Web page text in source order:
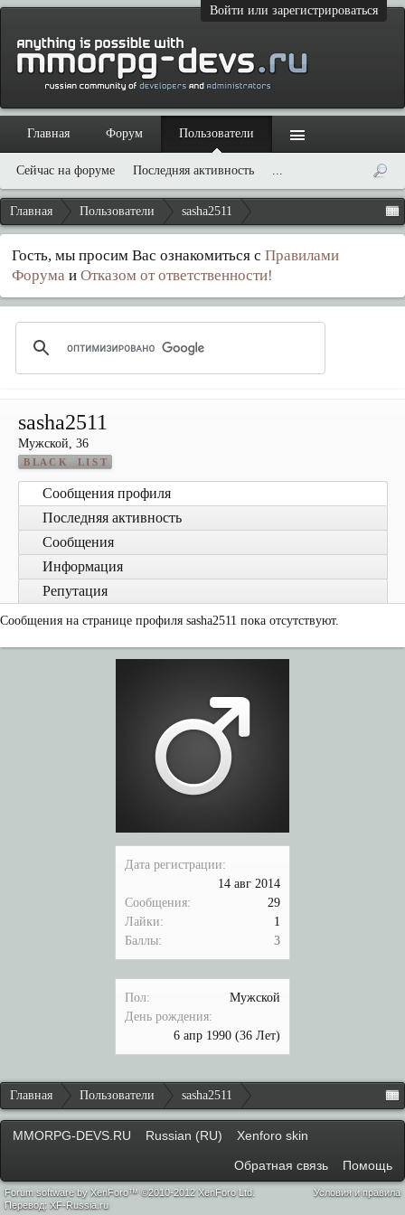
Войти или зарегистрироваться
Главная Пользователи sasha2511
Гость, мы просим Вас ознакомиться с Правилами
Форума и Отказом от ответственности!
Дата регистрации:
14 авг 2014
Сообщения:
29
Лайки:
1
Баллы:
3
Пол:
Мужской
День рождения:
6 апр 1990 (36 Лет)
sasha2511
Мужской, 36
B L A C K L I S T
Сообщения профиля
Последняя активность
Сообщения
Информация
Репутация
Сообщения на странице профиля sasha2511 пока отсутствуют.
Главная Пользователи sasha2511
Главная Форум Пользователи
Сейчас на форуме Последняя активность ...
MMORPG-DEVS.RU Russian (RU) Xenforo skin
Обратная связь Помощь
Условия и правила
Forum software by XenForo™ ©2010-2012 XenForo Ltd.
Перевод: XF-Russia.ru